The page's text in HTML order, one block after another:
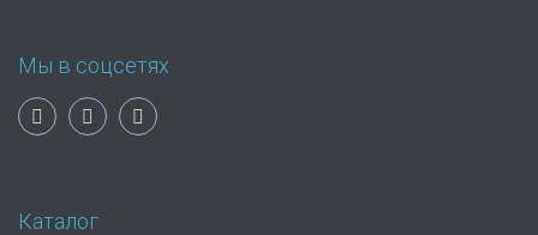
Мы в соцсетях
Каталог